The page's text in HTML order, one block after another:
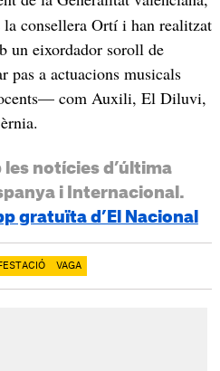
consellera Ortí i han realitzat
un eixordador soroll de
pas a actuacions musicals
com Auxili, El Diluvi,
les notícies d’última
i Internacional.
gratuïta d’El Nacional
VAGA